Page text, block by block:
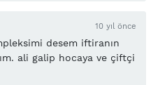
10 yıl önce
desem iftiranın
ali galip hocaya ve çiftçi
cahil yada deli olmak